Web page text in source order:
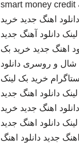
smart money credit
دانلود اهنگ جدید خرید
دانلود آهنگ جدید
اهنگ جدید خرید بک
شال و روسری دانلود
خرید بک لینک
دانلود اهنگ جدید
دانلود اهنگ جدید خرید
دانلود اهنگ جدید
اهنگ جدید دانلود اهنگ